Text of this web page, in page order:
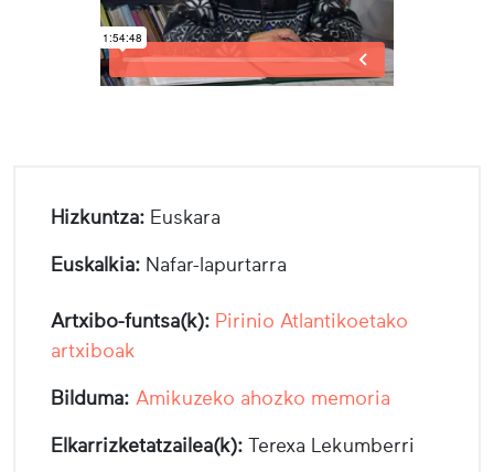
Hizkuntza: Euskara
Euskalkia: Nafar-lapurtarra
Artxibo-funtsa(k): Pirinio Atlantikoetako
artxiboak
Bilduma: Amikuzeko ahozko memoria
Elkarrizketatzailea(k): Terexa Lekumberri